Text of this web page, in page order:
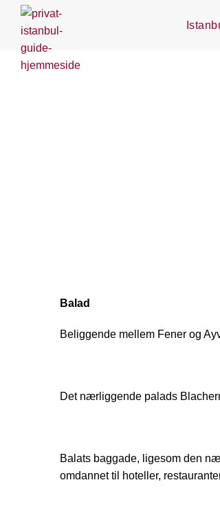
Balad
Beliggende mellem Fener og
Det nærliggende palads
Balats baggade, ligesom den
omdannet til hoteller,